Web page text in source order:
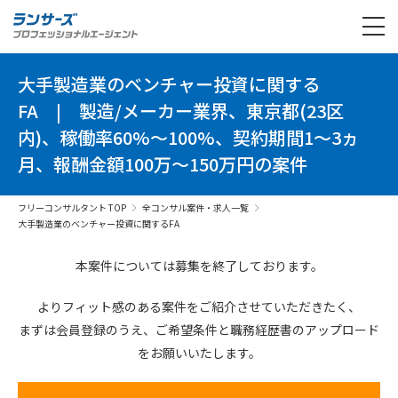
大手製造業のベンチャー投資に関する
FA | 製造/メーカー業界、東京都(23区
内)、稼働率60%～100%、契約期間1～3ヵ
月、報酬金額100万～150万円の案件
フリーコンサルタント TOP
全コンサル案件・求人一覧
大手製造業のベンチャー投資に関するFA
本案件については募集を終了しております。
よりフィット感のある案件をご紹介させていただきたく、
まずは会員登録のうえ、 ご希望条件と職務経歴書のアップロード
をお願いいたします。